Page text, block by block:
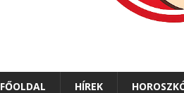
FŐOLDAL HÍREK